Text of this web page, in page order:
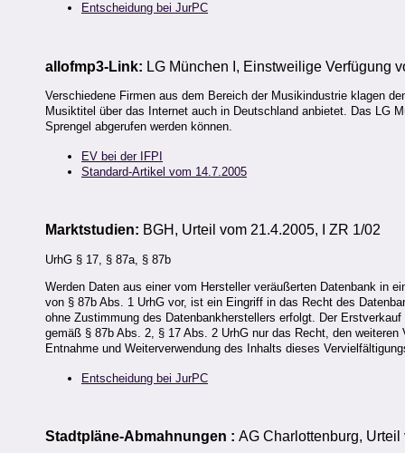
Entscheidung bei JurPC
allofmp3-Link: LG München I, Einstweilige Verfügung
Verschiedene Firmen aus dem Bereich der Musikindustrie klagen
Musiktitel über das Internet auch in Deutschland anbietet. Das LG
Sprengel abgerufen werden können.
EV bei der IFPI
Standard-Artikel vom 14.7.2005
Marktstudien: BGH, Urteil vom 21.4.2005, I ZR 1/02
UrhG § 17, § 87a, § 87b
Werden Daten aus einer vom Hersteller veräußerten Datenbank in
von § 87b Abs. 1 UrhG vor, ist ein Eingriff in das Recht des
ohne Zustimmung des Datenbankherstellers erfolgt. Der
gemäß § 87b Abs. 2, § 17 Abs. 2 UrhG nur das Recht, den
Entnahme und Weiterverwendung des Inhalts dieses
Entscheidung bei JurPC
Stadtpläne-Abmahnungen : AG Charlottenburg,